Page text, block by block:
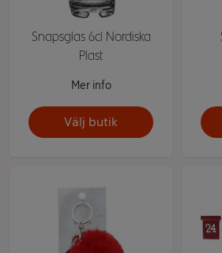
Snapsglas 6cl Nordiska
Plast
Mer info
Välj butik